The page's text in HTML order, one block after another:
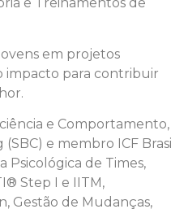
em projetos
impacto para contribuir
e Comportamento,
e membro ICF
Psicológica de Times,
Step I e IITM,
Gestão de Mudanças,